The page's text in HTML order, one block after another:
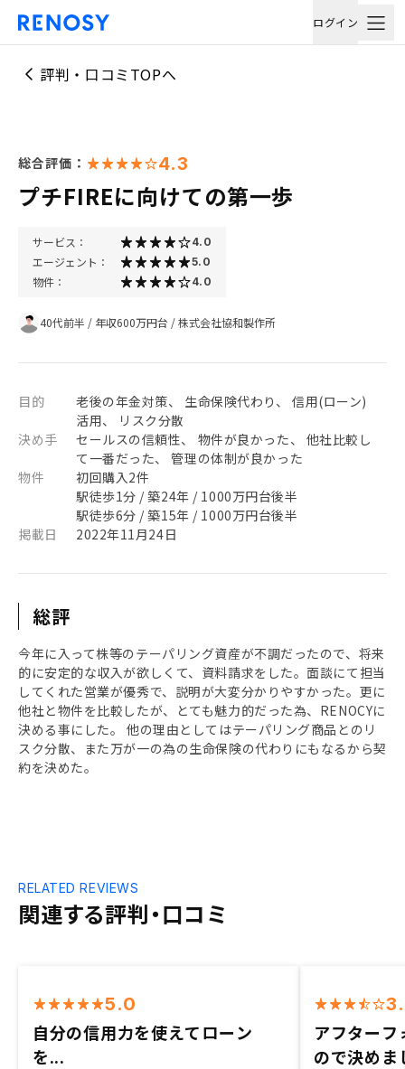
ログイン
評判・口コミTOPへ
総合評価： 4.3
プチFIREに向けての第一歩
サービス： 4.0
エージェント： 5.0
物件： 4.0
40代前半 / 年収600万円台 /株式会社協和製作所
目的
老後の年金対策、 生命保険代わり、 信用(ローン)
活用、 リスク分散
決め手
セールスの信頼性、 物件が良かった、 他社比較し
て一番だった、 管理の体制が良かった
物件
初回購入2件
駅徒歩1分 / 築24年 / 1000万円台後半
駅徒歩6分 / 築15年 / 1000万円台後半
掲載日
2022年11月24日
総評
今年に入って株等のテーパリング資産が不調だったので、将来
的に安定的な収入が欲しくて、資料請求をした。面談にて担当
してくれた営業が優秀で、説明が大変分かりやすかった。更に
他社と物件を比較したが、とても魅力的だった為、RENOCYに
決める事にした。 他の理由としてはテーパリング商品とのリ
スク分散、また万が一の為の生命保険の代わりにもなるから契
約を決めた。
関連する評判・口コミ
RELATED REVIEWS
5.0
自分の信用力を使えてローン
を...
アフター
ので決めま